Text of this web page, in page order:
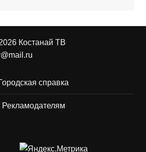
Костанай ТВ
справка
Рекламодателям